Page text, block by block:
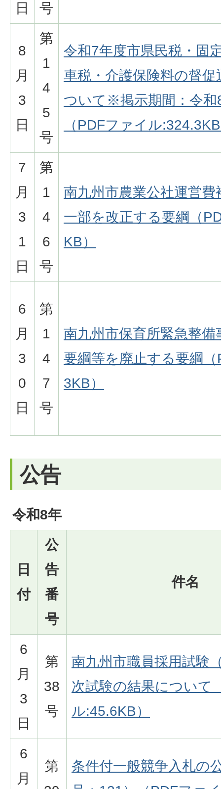
日
号
8
月
3
日
第
1
4
5
号
令和7年度市県民税・固
車税・介護保険料の督
ついて ※掲示期間：令
（PDFファイル
7
月
3
1
日
第
1
4
6
号
南九州市農業公社運営
一部を改正する要綱（
KB）
6
月
3
0
日
第
1
4
7
号
南九州市保育所緊急整備
要綱等を廃止する要綱
3KB）
公告
令和8年
日
付
公
告
番
号
件名
6
月
3
日
第
38
号
南九州市職員採用試験
次試験の結果について
ル:45.6KB）
6
月
第
条件付一般競争入札の